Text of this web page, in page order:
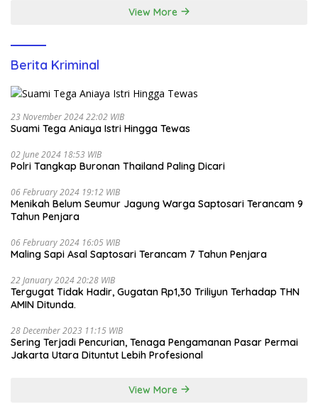
View More
Berita Kriminal
23 November 2024 22:02 WIB
Suami Tega Aniaya Istri Hingga Tewas
02 June 2024 18:53 WIB
Polri Tangkap Buronan Thailand Paling Dicari
06 February 2024 19:12 WIB
Menikah Belum Seumur Jagung Warga Saptosari Terancam 9
Tahun Penjara
06 February 2024 16:05 WIB
Maling Sapi Asal Saptosari Terancam 7 Tahun Penjara
22 January 2024 20:28 WIB
Tergugat Tidak Hadir, Gugatan Rp1,30 Triliyun Terhadap THN
AMIN Ditunda.
28 December 2023 11:15 WIB
Sering Terjadi Pencurian, Tenaga Pengamanan Pasar Permai
Jakarta Utara Dituntut Lebih Profesional
View More